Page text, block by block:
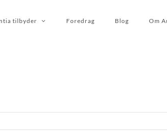
tilbyder Foredrag Blog Om